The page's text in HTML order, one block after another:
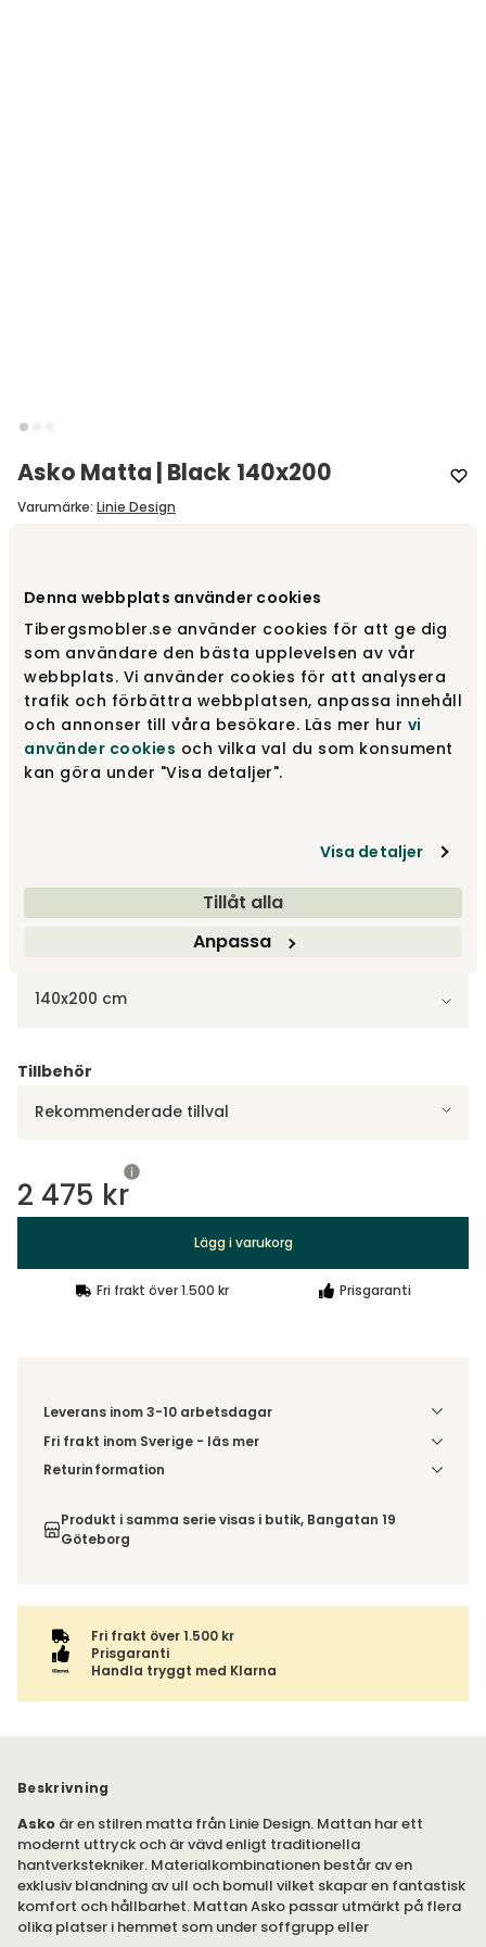
Denna webbplats använder cookies
Tibergsmobler.se använder cookies för att ge dig
som användare den bästa upplevelsen av vår
webbplats. Vi använder cookies för att analysera
trafik och förbättra webbplatsen, anpassa innehåll
och annonser till våra besökare. Läs mer hur vi
använder cookies och vilka val du som konsument
kan göra under "Visa detaljer".
Visa detaljer
Tillåt alla
Anpassa
Asko Matta | Black 140x200
Varumärke: Linie Design
Black 2 475 kr
White 2 475 kr
140x200 cm
Tillbehör
Rekommenderade tillval
2 475 kr
Lägg i varukorg
Fri frakt över 1.500 kr Prisgaranti
Leverans inom 3-10 arbetsdagar
Fri frakt inom Sverige - läs mer
Denna vara skickas till ett ombud. Du väljer själv i kassan
varan ihop med andra produkter skickas hela ordern
tillsammans med samma fraktalternativ.
Returinformation
order, enligt distansavtalslagen.
Produkt i samma serie visas i butik, Bangatan 19
Göteborg
Fri frakt över 1.500 kr
Prisgaranti
Handla tryggt med Klarna
Beskrivning
Asko är en stilren matta från Linie Design. Mattan har ett
modernt uttryck och är vävd enligt traditionella
hantverkstekniker. Materialkombinationen består av en
exklusiv blandning av ull och bomull vilket skapar en fantastisk
komfort och hållbarhet. Mattan Asko passar utmärkt på flera
olika platser i hemmet som under soffgrupp eller